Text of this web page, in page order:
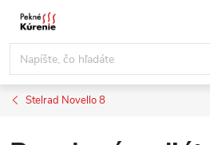
Prejsť
obsah
Stelrad Novello 8